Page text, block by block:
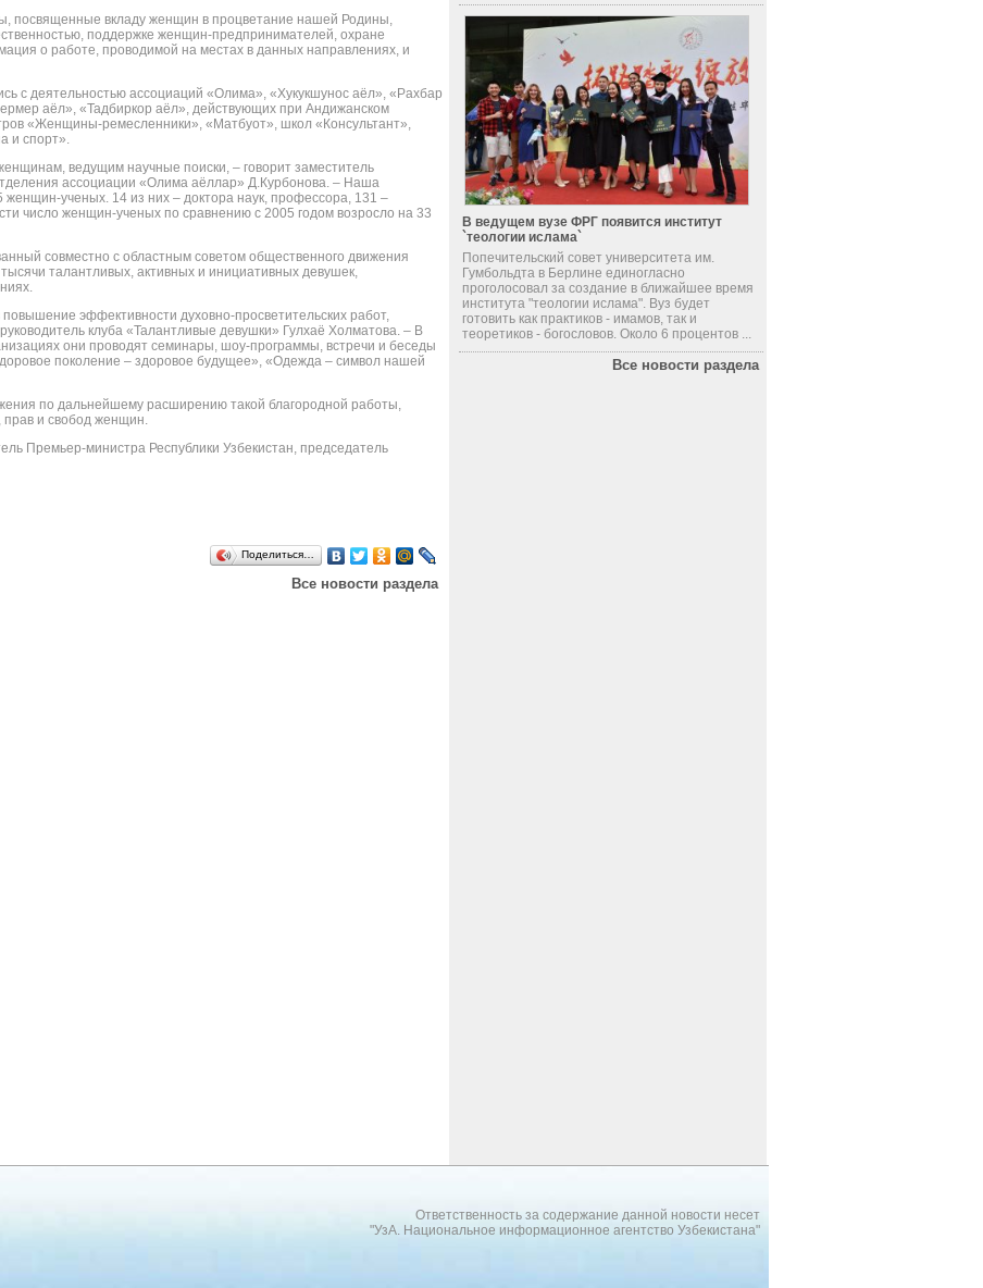
посвященные вкладу женщин в процветание нашей Родины,
поддержке женщин-предпринимателей, охране
о работе, проводимой на местах в данных направлениях, и
с деятельностью ассоциаций «Олима», «Хукукшунос аёл», «Рахбар
аёл», «Тадбиркор аёл», действующих при Андижанском
«Женщины-ремесленники», «Матбуот», школ «Консультант»,
и спорт».
ведущим научные поиски, – говорит заместитель
ассоциации «Олима аёллар» Д.Курбонова. – Наша
ученых. 14 из них – доктора наук, профессора, 131 –
число женщин-ученых по сравнению с 2005 годом возросло на 33
совместно с областным советом общественного движения
талантливых, активных и инициативных девушек,
эффективности духовно-просветительских работ,
клуба «Талантливые девушки» Гулхаё Холматова. – В
они проводят семинары, шоу-программы, встречи и беседы
поколение – здоровое будущее», «Одежда – символ нашей
по дальнейшему расширению такой благородной работы,
прав и свобод женщин.
Премьер-министра Республики Узбекистан, председатель
Поделиться…
Все новости раздела
В ведущем вузе ФРГ появится институт
`теологии ислама`
Попечительский совет университета им.
Гумбольдта в Берлине единогласно
проголосовал за создание в ближайшее время
института "теологии ислама". Вуз будет
готовить как практиков - имамов, так и
теоретиков - богословов. Около 6 процентов ...
Все новости раздела
Ответственность за содержание данной новости несет
"УзА. Национальное информационное агентство Узбекистана"